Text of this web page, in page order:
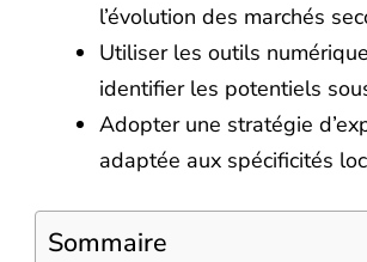
l’évolution des marchés
Utiliser les outils
identifier les potentiels
Adopter une stratégie
adaptée aux spécificités
Sommaire